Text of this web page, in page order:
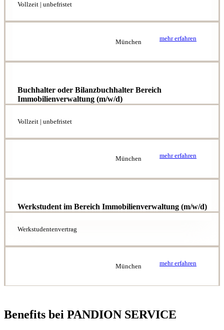
Vollzeit | unbefristet
München mehr erfahren
Buchhalter oder Bilanzbuchhalter Bereich
Immobilienverwaltung (m/w/d)
Vollzeit | unbefristet
München mehr erfahren
Werkstudent im Bereich Immobilienverwaltung (m/w/d)
Werkstudentenvertrag
München mehr erfahren
Benefits bei PANDION SERVICE